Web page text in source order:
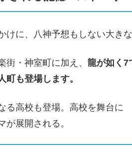
けに、八神予想もしない大き
街・神室町に加え、 龍が如く7
町も登場します。
る高校も登場。高校を舞台に
が展開される。